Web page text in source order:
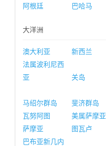
阿根廷
巴哈马
大洋洲
澳大利亚 新西兰
法属波利尼西
亚
关岛
马绍尔群岛 斐济群岛
瓦努阿图
美属萨摩亚
萨摩亚
图瓦卢
巴布亚新几内